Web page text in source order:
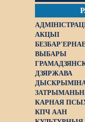
АКЦЫІ
ВЫБАРЫ
ДЗЯРЖАВА
КАРНАЯ
КПЧ ААН